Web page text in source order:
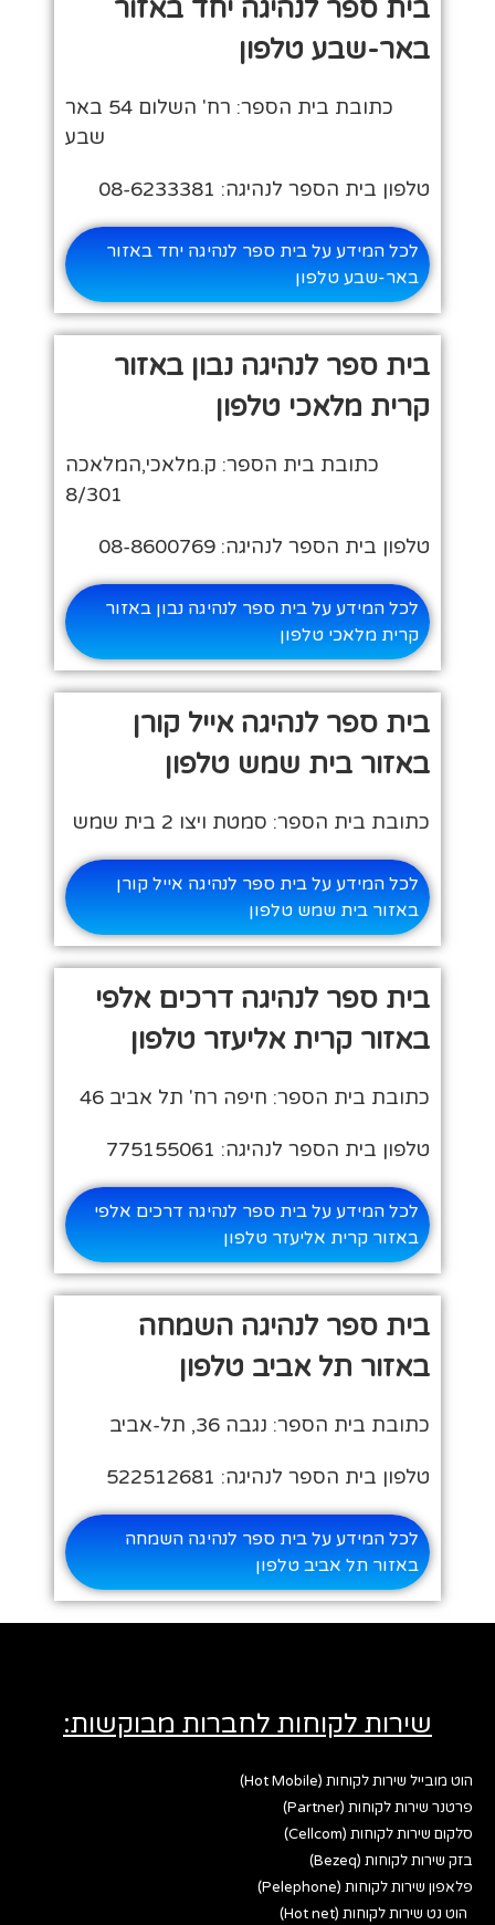
בית ספר לנהיגה יחד באזור
באר-שבע טלפון
כתובת בית הספר: רח' השלום 54 באר
שבע
טלפון בית הספר לנהיגה: 08-6233381
לכל המידע על בית ספר לנהיגה יחד באזור
באר-שבע טלפון
בית ספר לנהיגה נבון באזור
קרית מלאכי טלפון
כתובת בית הספר: ק.מלאכי,המלאכה
8/301
טלפון בית הספר לנהיגה: 08-8600769
לכל המידע על בית ספר לנהיגה נבון באזור
קרית מלאכי טלפון
בית ספר לנהיגה אייל קורן
באזור בית שמש טלפון
כתובת בית הספר: סמטת ויצו 2 בית שמש
לכל המידע על בית ספר לנהיגה אייל קורן
באזור בית שמש טלפון
בית ספר לנהיגה דרכים אלפי
באזור קרית אליעזר טלפון
כתובת בית הספר: חיפה רח' תל אביב 46
טלפון בית הספר לנהיגה: 775155061
לכל המידע על בית ספר לנהיגה דרכים אלפי
באזור קרית אליעזר טלפון
בית ספר לנהיגה השמחה
באזור תל אביב טלפון
כתובת בית הספר: נגבה 36, תל-אביב
טלפון בית הספר לנהיגה: 522512681
לכל המידע על בית ספר לנהיגה השמחה
באזור תל אביב טלפון
שירות לקוחות לחברות מבוקשות:
הוט מובייל שירות לקוחות (Hot Mobile)
פרטנר שירות לקוחות (Partner)
סלקום שירות לקוחות (Cellcom)
בזק שירות לקוחות (Bezeq)
פלאפון שירות לקוחות (Pelephone)
הוט נט שירות לקוחות (Hot net)